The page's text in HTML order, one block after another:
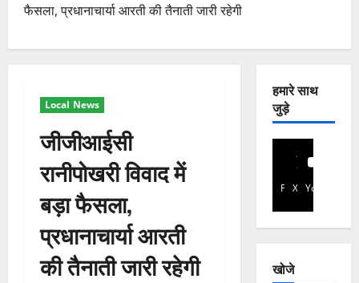
फैसला, प्रधानाचार्या आरती की तैनाती जारी रहेगी
Local News
जीजीआईसी
रानीपोखरी विवाद में
बड़ा फैसला,
प्रधानाचार्या आरती
की तैनाती जारी रहेगी
हमारे साथ
जुड़े
Facebook
X YouTube
खोजे